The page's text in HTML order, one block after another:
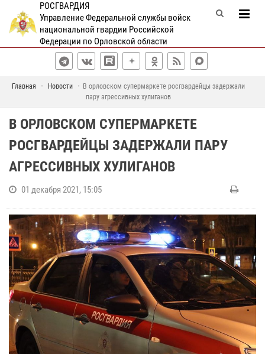
РОСГВАРДИЯ
Управление Федеральной службы войск
национальной гвардии Российской
Федерации по Орловской области
Главная Новости
В орловском супермаркете росгвардейцы задержали
пару агрессивных хулиганов
В ОРЛОВСКОМ СУПЕРМАРКЕТЕ
РОСГВАРДЕЙЦЫ ЗАДЕРЖАЛИ ПАРУ
АГРЕССИВНЫХ ХУЛИГАНОВ
01 декабря 2021, 15:05